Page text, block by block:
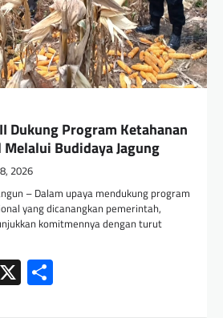
Dukung Program Ketahanan
Budidaya Jagung
2026
– Dalam upaya mendukung program
yang dicanangkan pemerintah,
komitmennya dengan turut
X